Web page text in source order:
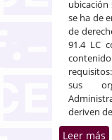
ubicación
se ha de
de
91.4 LC
sus
deriven
Leer más